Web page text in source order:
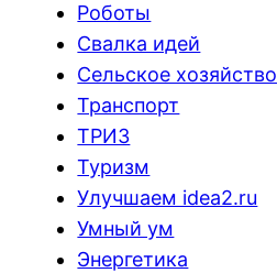
Роботы
Свалка идей
Сельское хозяйство
Транспорт
ТРИЗ
Туризм
Улучшаем idea2.ru
Умный ум
Энергетика